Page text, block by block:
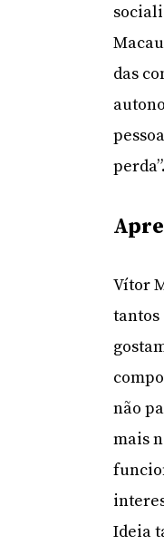
das
perda”.
Vítor
tantos
não
mais
Ideia